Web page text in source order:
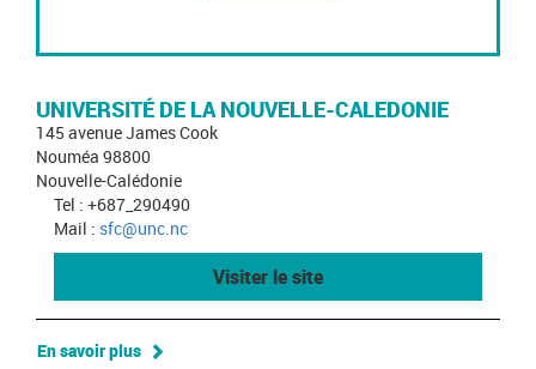
UNIVERSITÉ DE LA NOUVELLE-CALEDONIE
145 avenue James Cook
Nouméa 98800
Nouvelle-Calédonie
Tel : +687_290490
Mail : sfc@unc.nc
Visiter le site
En savoir plus